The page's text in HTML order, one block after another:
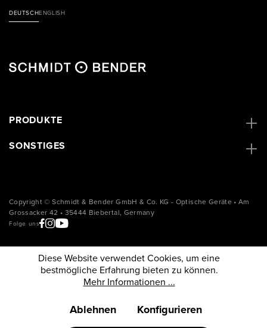
DEUTSCHENGLISH
PRODUKTE
SONSTIGES
Copyright © Schmidt & Bender GmbH & Co. KG - Optische Geräte • Am
Grossacker 42 • 35444 Biebertal, Germany
Folge uns
Diese Website verwendet Cookies, um eine
bestmögliche Erfahrung bieten zu können.
Mehr Informationen ...
Ablehnen Konfigurieren